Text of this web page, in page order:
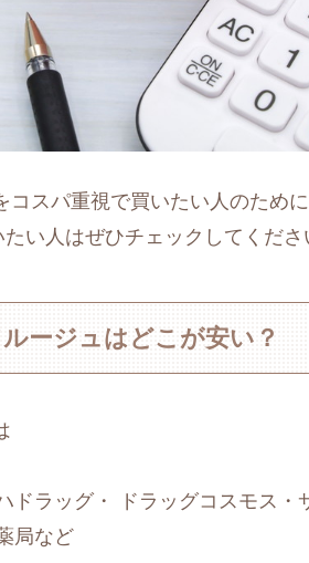
スパ重視で買いたい人のため
い人はぜひチェックしてくださ
ージュはどこが安い？
ドラッグ・ ドラッグコスモス・
局など